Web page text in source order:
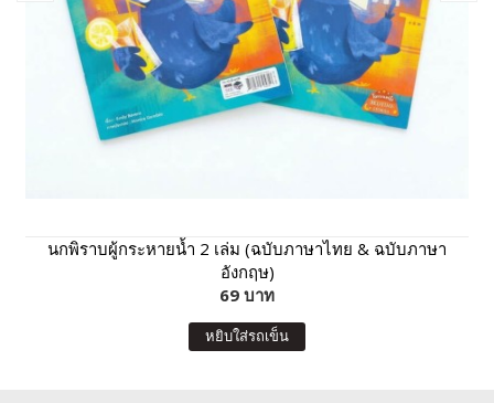
นกพิราบผู้กระหายน้ำ 2 เล่ม (ฉบับภาษาไทย & ฉบับภาษา
อังกฤษ)
69 บาท
หยิบใส่รถเข็น